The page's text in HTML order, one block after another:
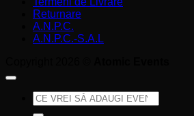
Returnare
A.N.P.C.
A.N.P.C.-S.A.L
Caută
după: